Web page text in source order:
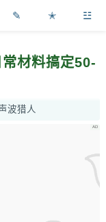
✎ ✭ ☳
材料搞定50-
波猎人